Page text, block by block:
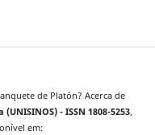
de Platón? Acerca de
- ISSN 1808-5253,
em: